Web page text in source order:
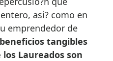
asi? como en
emprendedor de
tangibles
Laureados son